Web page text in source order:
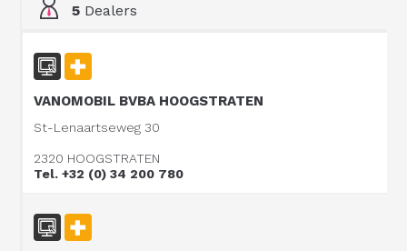
5 Dealers
VANOMOBIL BVBA HOOGSTRATEN
St-Lenaartseweg 30
2320 HOOGSTRATEN
Tel. +32 (0) 34 200 780